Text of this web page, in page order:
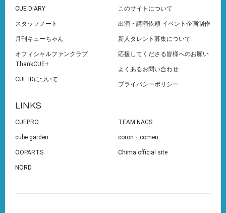
CUE DIARY
スタッフノート
月刊キューちゃん
オフィシャルファンクラブ
ThankCUE+
CUE IDについて
このサイトについて
出演・講演依頼 イベント企画制作
新人タレント募集について
応援してくださる皆様へのお願い
よくあるお問い合わせ
プライバシーポリシー
LINKS
CUEPRO TEAM NACS
cube garden coron・comen
OOPARTS Chima official site
NORD